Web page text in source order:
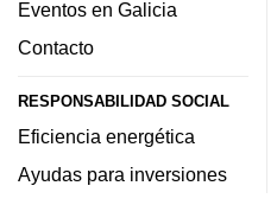
Eventos en Galicia
Contacto
RESPONSABILIDAD SOCIAL
Eficiencia energética
Ayudas para inversiones